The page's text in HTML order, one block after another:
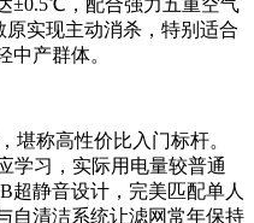
±0.5℃，配合强力五重空气
实现主动消杀，特别适合
中产群体。
堪称高性价比入门标杆。
学习，实际用电量较普通
超静音设计，完美匹配单人
自清洁系统让滤网常年保持